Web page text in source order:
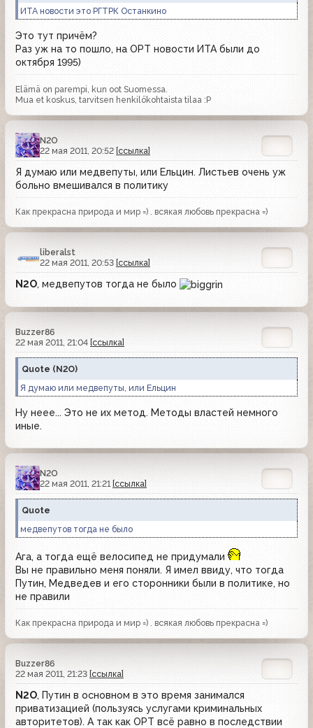
ИТА новости это РГТРК Останкино
Это тут причём?
Раз уж на то пошло, на ОРТ новости ИТА были до
октября 1995)
Elämä on parempi, kun oot Suomessa.
Mua et koskus, tarvitsen henkilökohtaista tilaa :P
N2O
22 мая 2011, 20:52 [ссылка]
Я думаю или медвепуты, или Ельцин. Листьев очень уж
больно вмешивался в политику
Как прекрасна природа и мир =) . всякая любовь прекрасна =)
liberalst
22 мая 2011, 20:53 [ссылка]
N2O, медвепутов тогда не было
Buzzer86
22 мая 2011, 21:04 [ссылка]
Quote (N2O)
Я думаю или медвепуты, или Ельцин
Ну неее... Это не их метод. Методы властей немного
иные.
N2O
22 мая 2011, 21:21 [ссылка]
Quote
медвепутов тогда не было
Ага, а тогда ещё велосипед не придумали
Вы не правильно меня поняли. Я имел ввиду, что тогда
Путин, Медведев и его сторонники были в политике, но
не правили
Как прекрасна природа и мир =) . всякая любовь прекрасна =)
Buzzer86
22 мая 2011, 21:23 [ссылка]
N2O, Путин в основном в это время занимался
приватизацией (пользуясь услугами криминальных
авторитетов). А так как ОРТ всё равно в последствии